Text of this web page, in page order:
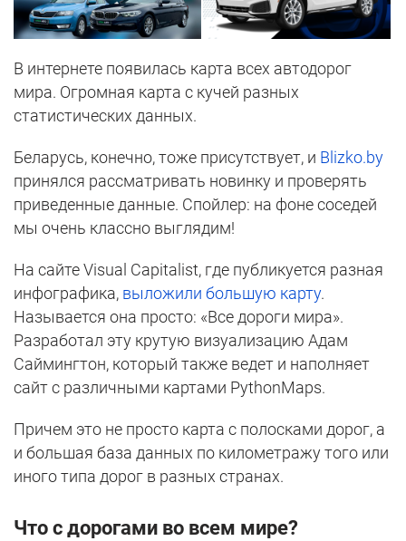
В интернете появилась карта всех автодорог
мира. Огромная карта с кучей разных
статистических данных.
Беларусь, конечно, тоже присутствует, и Blizko.by
принялся рассматривать новинку и проверять
приведенные данные. Спойлер: на фоне соседей
мы очень классно выглядим!
На сайте Visual Capitalist, где публикуется разная
инфографика, выложили большую карту.
Называется она просто: «Все дороги мира».
Разработал эту крутую визуализацию Адам
Саймингтон, который также ведет и наполняет
сайт с различными картами PythonMaps.
Причем это не просто карта с полосками дорог, а
и большая база данных по километражу того или
иного типа дорог в разных странах.
Что с дорогами во всем мире?